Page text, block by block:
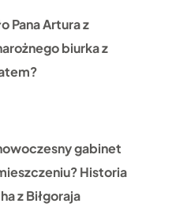
Pana Artura z
biurka z
gabinet
Historia
z Biłgoraja